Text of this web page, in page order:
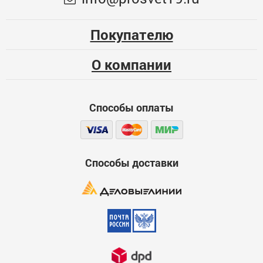
Покупателю
О компании
Способы оплаты
Способы доставки